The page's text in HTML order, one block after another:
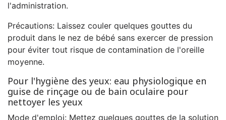
l'administration.
Précautions: Laissez couler quelques gouttes du
produit dans le nez de bébé sans exercer de pression
pour éviter tout risque de contamination de l'oreille
moyenne.
Pour l'hygiène des yeux: eau physiologique en
guise de rinçage ou de bain oculaire pour
nettoyer les yeux
Mode d'emploi: Mettez quelques gouttes de la solution